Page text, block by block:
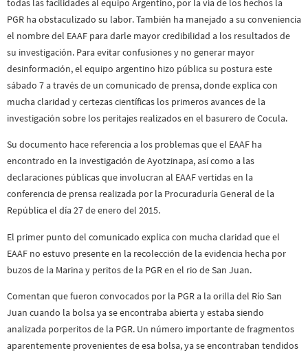
todas las facilidades al equipo Argentino, por la vía de los hechos la
PGR ha obstaculizado su labor. También ha manejado a su conveniencia
el nombre del EAAF para darle mayor credibilidad a los resultados de
su investigación. Para evitar confusiones y no generar mayor
desinformación, el equipo argentino hizo pública su postura este
sábado 7 a través de un comunicado de prensa, donde explica con
mucha claridad y certezas científicas los primeros avances de la
investigación sobre los peritajes realizados en el basurero de Cocula.
Su documento hace referencia a los problemas que el EAAF ha
encontrado en la investigación de Ayotzinapa, así como a las
declaraciones públicas que involucran al EAAF vertidas en la
conferencia de prensa realizada por la Procuraduría General de la
República el día 27 de enero del 2015.
El primer punto del comunicado explica con mucha claridad que el
EAAF no estuvo presente en la recolección de la evidencia hecha por
buzos de la Marina y peritos de la PGR en el rio de San Juan.
Comentan que fueron convocados por la PGR a la orilla del Río San
Juan cuando la bolsa ya se encontraba abierta y estaba siendo
analizada porperitos de la PGR. Un número importante de fragmentos
aparentemente provenientes de esa bolsa, ya se encontraban tendidos